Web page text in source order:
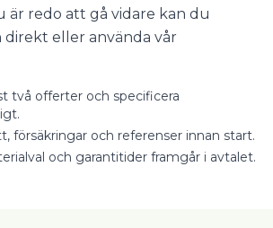
är redo att gå vidare kan du
eller använda vår
två offerter och specificera
försäkringar och referenser innan start.
och garantitider framgår i avtalet.